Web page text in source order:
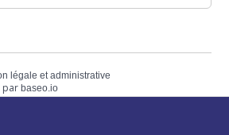
légale et administrative
parbaseo.io